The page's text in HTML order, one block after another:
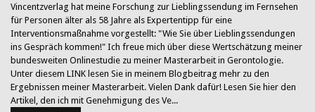
Vincentzverlag hat meine Forschung zur Lieblingssendung im Fernsehen
für Personen älter als 58 Jahre als Expertentipp für eine
Interventionsmaßnahme vorgestellt: "Wie Sie über Lieblingssendungen
ins Gespräch kommen!" Ich freue mich über diese Wertschätzung meiner
bundesweiten Onlinestudie zu meiner Masterarbeit in Gerontologie.
Unter diesem LINK lesen Sie in meinem Blogbeitrag mehr zu den
Ergebnissen meiner Masterarbeit. Vielen Dank dafür! Lesen Sie hier den
Artikel, den ich mit Genehmigung des Ve...